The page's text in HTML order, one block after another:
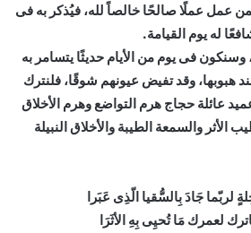
عمل عملًا صالحًا خالصاً لله، فيُذكر به فى
له يوم القيامة.
وسنكون فى يوم من الأيام حديثًا يتسامر به
هبوبها، وقد تفيض عيونهم شوقًا، فلنترك
عائلة حجاج هرم التواضع وهرم الأخلاق
والسمعة الطيبة والأخلاق النبيلة
لربّما جَادَ بِالسُّقيا الّذِى عَبَرا
لعمرك مَا تُحيِى بِهِ الأثَرَا